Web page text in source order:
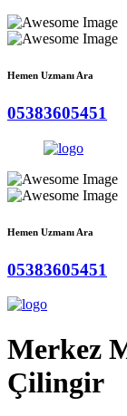
Hemen Uzmanı Ara
05383605451
Hemen Uzmanı Ara
05383605451
Merkez
Çilingir